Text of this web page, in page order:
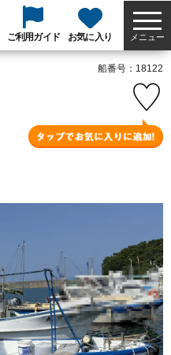
ご利用ガイド お気に入り メニュー
船番号：18122